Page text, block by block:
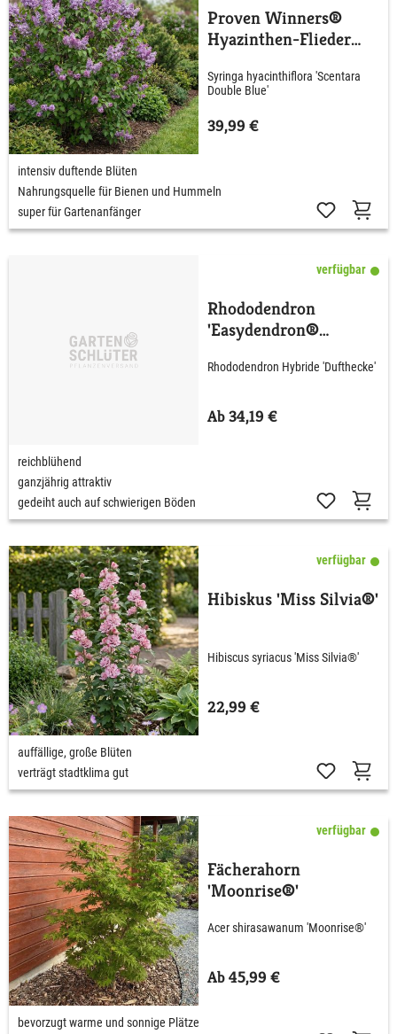
Proven Winners®
Hyazinthen-Flieder
Blue'
Syringa hyacinthiflora 'Scentara
Double Blue'
39,99 €
intensiv duftende Blüten
Nahrungsquelle für Bienen und Hummeln
super für Gartenanfänger
verfügbar
Rhododendron
'Easydendron®
Rhododendron Hybride 'Dufthecke'
Ab 34,19 €
reichblühend
ganzjährig attraktiv
gedeiht auch auf schwierigen Böden
verfügbar
Hibiskus 'Miss Silvia®'
Hibiscus syriacus 'Miss Silvia®'
22,99 €
auffällige, große Blüten
verträgt stadtklima gut
verfügbar
Fächerahorn
'Moonrise®'
Acer shirasawanum 'Moonrise®'
Ab 45,99 €
bevorzugt warme und sonnige Plätze